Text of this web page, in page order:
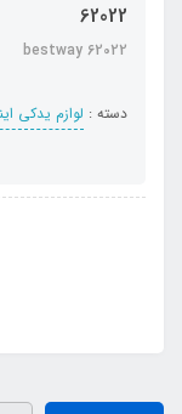
62022
bestway 62022
دسته : لوازم یدکی